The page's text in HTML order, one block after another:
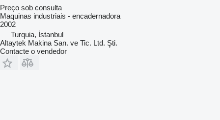
Preço sob consulta
Maquinas industriais - encadernadora
2002
Turquia, İstanbul
Altaytek Makina San. ve Tic. Ltd. Şti.
Contacte o vendedor